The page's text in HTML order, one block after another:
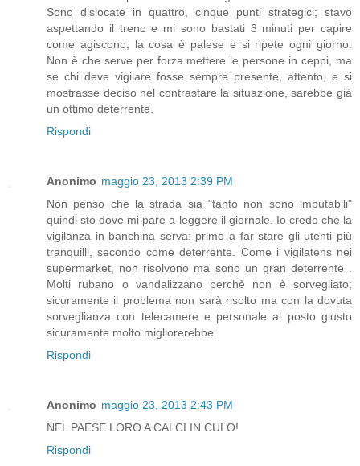
Sono dislocate in quattro, cinque punti strategici; stavo
aspettando il treno e mi sono bastati 3 minuti per capire
come agiscono, la cosa è palese e si ripete ogni giorno.
Non è che serve per forza mettere le persone in ceppi, ma
se chi deve vigilare fosse sempre presente, attento, e si
mostrasse deciso nel contrastare la situazione, sarebbe già
un ottimo deterrente.
Rispondi
Anonimo maggio 23, 2013 2:39 PM
Non penso che la strada sia "tanto non sono imputabili"
quindi sto dove mi pare a leggere il giornale. Io credo che la
vigilanza in banchina serva: primo a far stare gli utenti più
tranquilli, secondo come deterrente. Come i vigilatens nei
supermarket, non risolvono ma sono un gran deterrente .
Molti rubano o vandalizzano perchè non è sorvegliato;
sicuramente il problema non sarà risolto ma con la dovuta
sorveglianza con telecamere e personale al posto giusto
sicuramente molto migliorerebbe.
Rispondi
Anonimo maggio 23, 2013 2:43 PM
NEL PAESE LORO A CALCI IN CULO!
Rispondi